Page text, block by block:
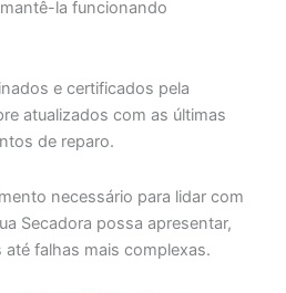
la funcionando
e certificados pela
atualizados com as últimas
de reparo.
necessário para lidar com
Secadora possa apresentar,
falhas mais complexas.